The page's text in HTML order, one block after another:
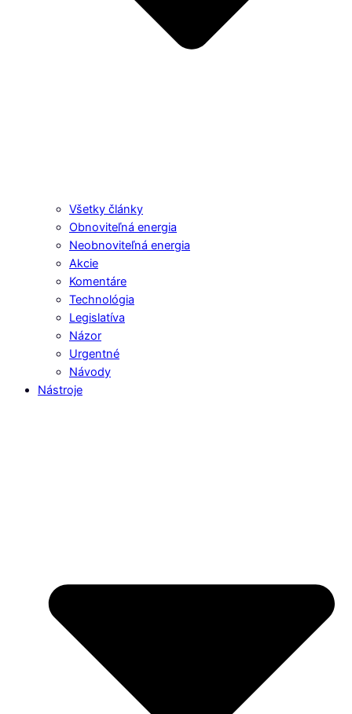
Všetky články
Obnoviteľná energia
Neobnoviteľná energia
Akcie
Komentáre
Technológia
Legislatíva
Názor
Urgentné
Návody
Nástroje